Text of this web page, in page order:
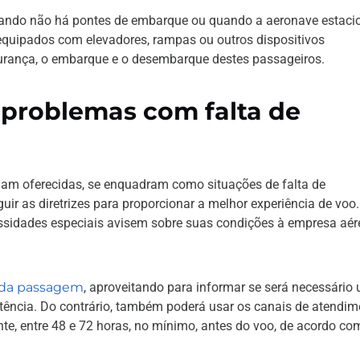
não há pontes de embarque ou quando a aeronave
com elevadores, rampas ou outros dispositivos
o embarque e o desembarque destes passageiros.
com falta de
oferecidas, se enquadram como situações de falta de
as diretrizes para proporcionar a melhor experiência de
especiais avisem sobre suas condições à empresa
passagem, aproveitando para informar se será necessário
Do contrário, também poderá usar os canais de
entre 48 e 72 horas, no mínimo, antes do voo, de acordo